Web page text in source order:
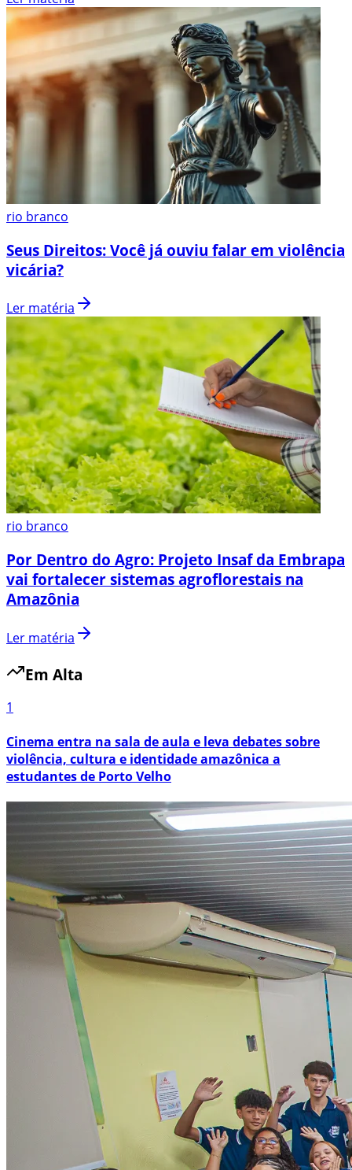
rio branco
Seus Direitos: Você já ouviu falar em violência
vicária?
Ler matéria
rio branco
Por Dentro do Agro: Projeto Insaf da Embrapa
vai fortalecer sistemas agroflorestais na
Amazônia
Ler matéria
Em Alta
1
Cinema entra na sala de aula e leva debates sobre
violência, cultura e identidade amazônica a
estudantes de Porto Velho